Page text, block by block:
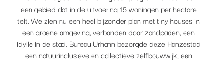
een gebied dat in de uitvoering 15 woningen per hectare
telt. We zien nu een heel bijzonder plan met tiny houses in
een groene omgeving, verbonden door zandpaden, een
idylle in de stad. Bureau Urhahn bezorgde deze Hanzestad
een natuurinclusieve en collectieve zelfbouwwijk, een